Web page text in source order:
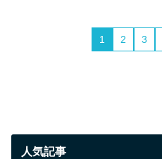
1 2 3
人気記事